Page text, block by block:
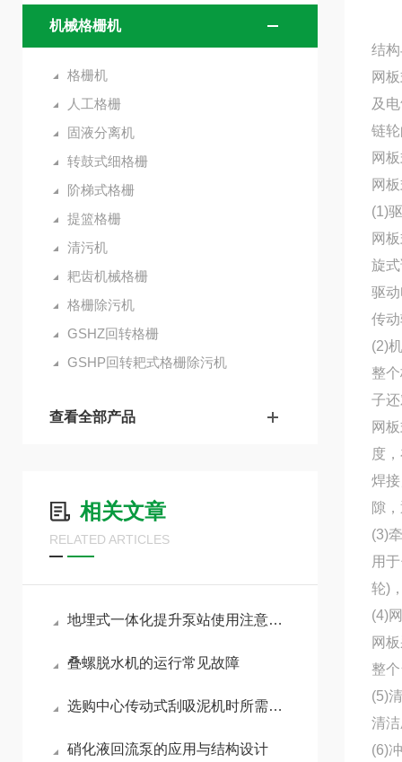
机械格栅机
格栅机
人工格栅
固液分离机
转鼓式细格栅
阶梯式格栅
提篮格栅
清污机
耙齿机械格栅
格栅除污机
GSHZ回转格栅
GSHP回转耙式格栅除污机
查看全部产品
相关文章
RELATED ARTICLES
地埋式一体化提升泵站使用注意事项
叠螺脱水机的运行常见故障
选购中心传动式刮吸泥机时所需考虑的关键因素
硝化液回流泵的应用与结构设计
结
网
及
链
网
网
(1)
网
旋
驱
传
(2)
整
子
网
度
焊
隙
(3)
用
轮)
(4)
网
整
(5)
清
(6)